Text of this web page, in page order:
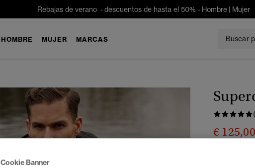
Rebajas de verano - descuentos de hasta el 50% - Hombre | Mujer
HOMBRE MUJER MARCAS
€ 125,00
Cookie Banner